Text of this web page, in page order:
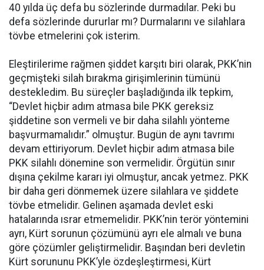
40 yılda üç defa bu sözlerinde durmadılar. Peki bu
defa sözlerinde dururlar mı? Durmalarını ve silahlara
tövbe etmelerini çok isterim.
Eleştirilerime rağmen şiddet karşıtı biri olarak, PKK’nin
geçmişteki silah bırakma girişimlerinin tümünü
destekledim. Bu süreçler başladığında ilk tepkim,
“Devlet hiçbir adım atmasa bile PKK gereksiz
şiddetine son vermeli ve bir daha silahlı yönteme
başvurmamalıdır.” olmuştur. Bugün de aynı tavrımı
devam ettiriyorum. Devlet hiçbir adım atmasa bile
PKK silahlı dönemine son vermelidir. Örgütün sınır
dışına çekilme kararı iyi olmuştur, ancak yetmez. PKK
bir daha geri dönmemek üzere silahlara ve şiddete
tövbe etmelidir. Gelinen aşamada devlet eski
hatalarında ısrar etmemelidir. PKK’nin terör yöntemini
ayrı, Kürt sorunun çözümünü ayrı ele almalı ve buna
göre çözümler geliştirmelidir. Başından beri devletin
Kürt sorununu PKK’yle özdeşleştirmesi, Kürt